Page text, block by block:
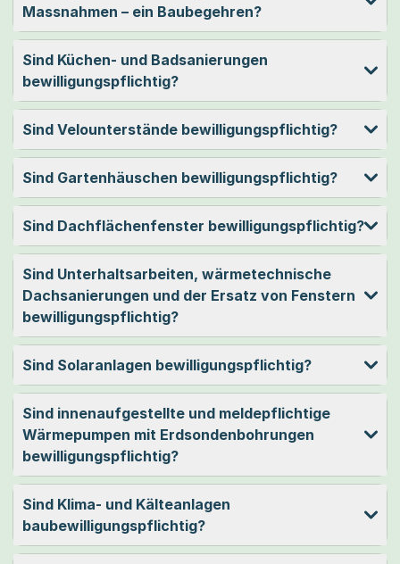
Massnahmen – ein Baubegehren?
Sind Küchen- und Badsanierungen
bewilligungspflichtig?
Sind Velounterstände bewilligungspflichtig?
Sind Gartenhäuschen bewilligungspflichtig?
Sind Dachflächenfenster bewilligungspflichtig?
Sind Unterhaltsarbeiten, wärmetechnische
Dachsanierungen und der Ersatz von Fenstern
bewilligungspflichtig?
Sind Solaranlagen bewilligungspflichtig?
Sind innenaufgestellte und meldepflichtige
Wärmepumpen mit Erdsondenbohrungen
bewilligungspflichtig?
Sind Klima- und Kälteanlagen
baubewilligungspflichtig?